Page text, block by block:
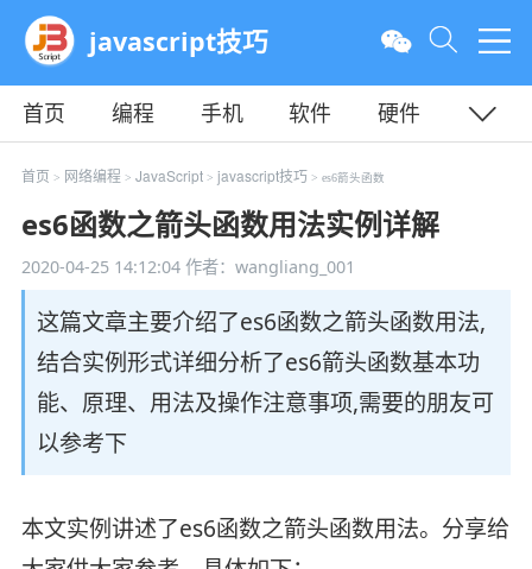
javascript技巧
首页 编程 手机 软件
硬件
教程
平面 服务器
首页 > 网络编程 > JavaScript> javascript技巧 > es6箭头函数
es6函数之箭头函数用法实例详解
2020-04-25 14:12:04作者：wangliang_001
这篇文章主要介绍了es6函数之箭头函数用法,
结合实例形式详细分析了es6箭头函数基本功
能、原理、用法及操作注意事项,需要的朋友可
以参考下
本文实例讲述了es6函数之箭头函数用法。分享给